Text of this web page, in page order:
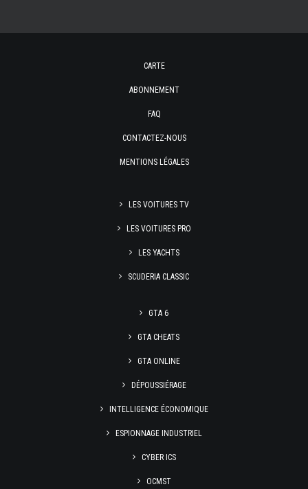
CARTE
ABONNEMENT
FAQ
CONTACTEZ-NOUS
MENTIONS LÉGALES
LES VOITURES TV
LES VOITURES PRO
LES YACHTS
SCUDERIA CLASSIC
GTA 6
GTA CHEATS
GTA ONLINE
DÉPOUSSIÉRAGE
INTELLIGENCE ÉCONOMIQUE
ESPIONNAGE INDUSTRIEL
CYBER ICS
OCMST